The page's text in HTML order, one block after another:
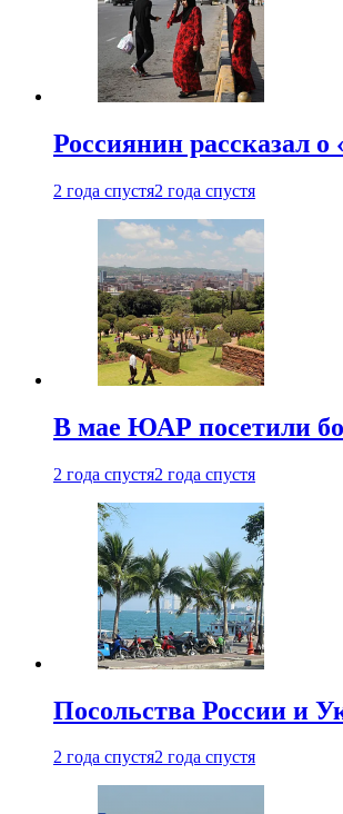
Россиянин рассказал
2 года спустя2 года спустя
В мае ЮАР посетили
2 года спустя2 года спустя
Посольства России и
2 года спустя2 года спустя